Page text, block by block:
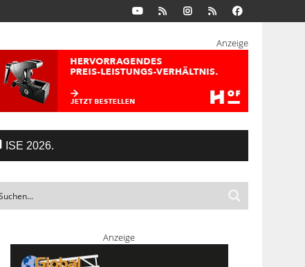
Anzeige
ISE 2026.
Anzeige